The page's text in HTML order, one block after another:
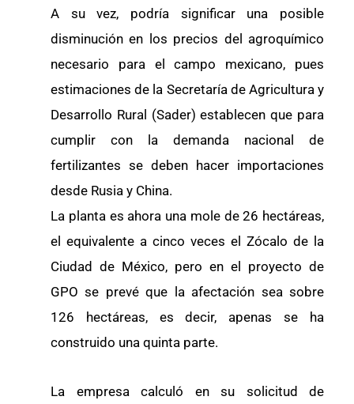
A su vez, podría significar una posible
disminución en los precios del agroquímico
necesario para el campo mexicano, pues
estimaciones de la Secretaría de Agricultura y
Desarrollo Rural (Sader) establecen que para
cumplir con la demanda nacional de
fertilizantes se deben hacer importaciones
desde Rusia y China.
La planta es ahora una mole de 26 hectáreas,
el equivalente a cinco veces el Zócalo de la
Ciudad de México, pero en el proyecto de
GPO se prevé que la afectación sea sobre
126 hectáreas, es decir, apenas se ha
construido una quinta parte.
La empresa calculó en su solicitud de